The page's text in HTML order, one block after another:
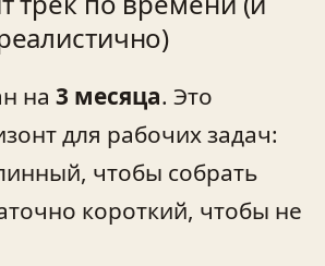
на 3 месяца. Это
для рабочих задач:
чтобы собрать
короткий, чтобы не